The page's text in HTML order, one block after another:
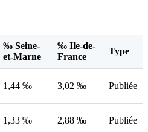
‰ Seine-
et-Marne
‰ Ile-de-
France
Type
1,44 ‰ 3,02 ‰ Publiée
1,33 ‰ 2,88 ‰ Publiée